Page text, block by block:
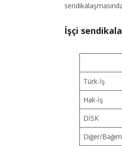
İşçi
Türk-İş
Hak-İş
DİSK
Diğer/